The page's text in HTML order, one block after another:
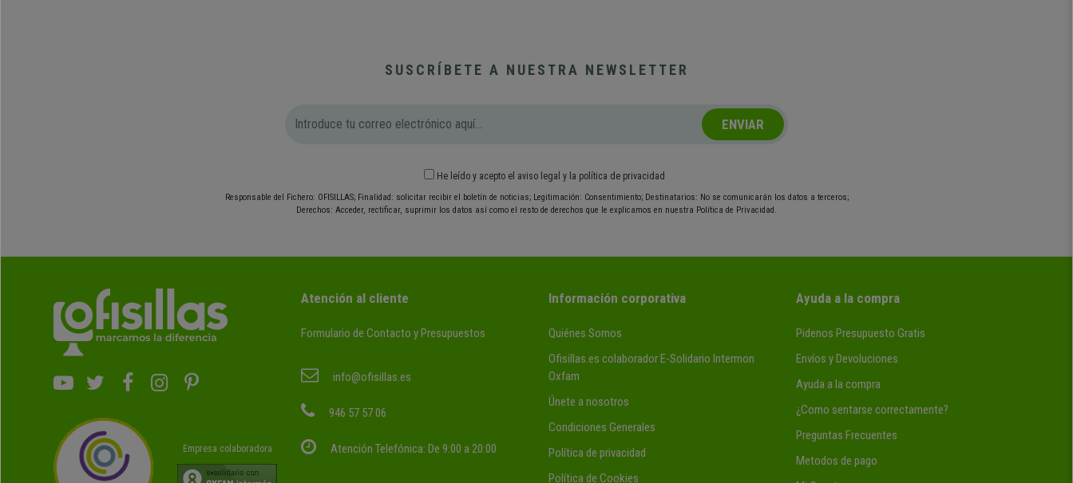
SUSCRÍBETE A NUESTRA NEWSLETTER
ENVIAR
He leído y acepto el aviso legal y la política de privacidad
Responsable del Fichero: OFISILLAS; Finalidad: solicitar recibir el boletín de noticias; Legitimación: Consentimiento; Destinatarios: No se comunicarán los datos a terceros;
Derechos: Acceder, rectificar, suprimir los datos así como el resto de derechos que le explicamos en nuestra Política de Privacidad.
Empresa colaboradora
Atención al cliente
Formulario de Contacto y Presupuestos
info@ofisillas.es
946 57 57 06
Atención Telefónica: De 9:00 a 20:00
Información corporativa
Quiénes Somos
Ofisillas.es colaborador E-Solidario Intermon
Oxfam
Únete a nosotros
Condiciones Generales
Política de privacidad
Política de Cookies
Ayuda a la compra
Pidenos Presupuesto Gratis
Envíos y Devoluciones
Ayuda a la compra
¿Como sentarse correctamente?
Preguntas Frecuentes
Metodos de pago